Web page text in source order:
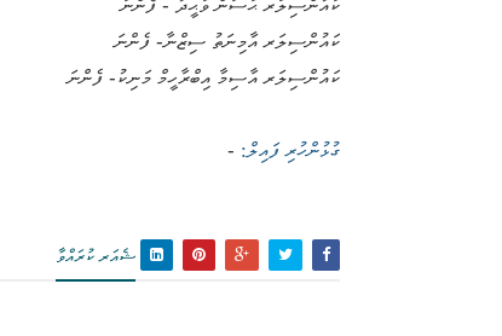
ކައުންސިލަރ ޙަސަން ވަޙީދު - ފެންނަ
ކައުންސިލަރ އާމިނަތު ސިޒްނާ- ފެންނަ
ކައުންސިލަރ އާސިމާ އިބްރާހީމް މަނިކު- ފެންނަ
ގުޅުންހުރި ފައިލް: -
ޝެއަރ ކުރައްވާ